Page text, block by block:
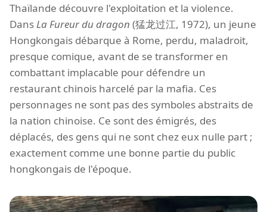
Thaïlande découvre l'exploitation et la violence.
DansLa Fureur du dragon (猛龙过江, 1972), un jeune
Hongkongais débarque à Rome, perdu, maladroit,
presque comique, avant de se transformer en
combattant implacable pour défendre un
restaurant chinois harcelé par la mafia. Ces
personnages ne sont pas des symboles abstraits de
la nation chinoise. Ce sont des émigrés, des
déplacés, des gens qui ne sont chez eux nulle part ;
exactement comme une bonne partie du public
hongkongais de l'époque.